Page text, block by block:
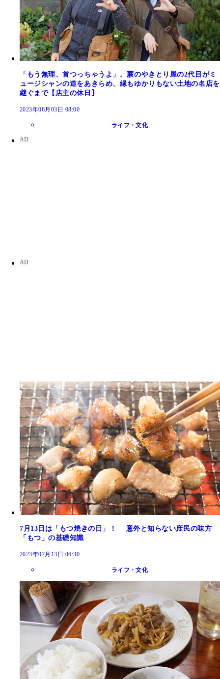
「もう無理、首つっちゃうよ」。蕨のやきとり屋の2代目がミ
ュージシャンの道をあきらめ、縁もゆかりもない土地の名店を
継ぐまで【店主の休日】
2023年06月03日 08:00
ライフ・文化
7月13日は「もつ焼きの日」！ 意外と知らない庶民の味方
「もつ」の基礎知識
2023年07月13日 06:30
ライフ・文化